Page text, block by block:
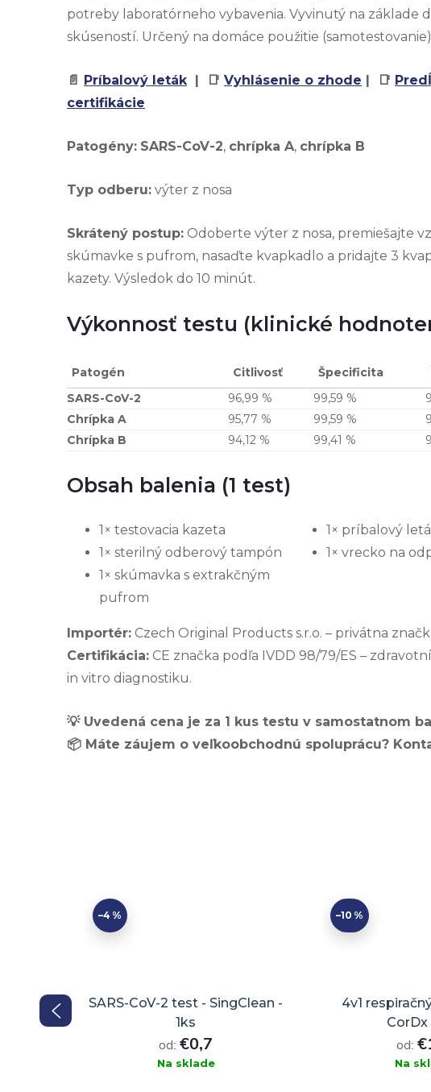
potreby laboratórneho vybavenia. Vyvinutý na základe
skúseností. Určený na domáce použitie
📄 Príbalový leták | 📑 Vyhlásenie o zhode | 📑
certifikácie
Patogény: SARS-CoV-2, chrípka A, chrípka B
Typ odberu: výter z nosa
Skrátený postup: Odoberte výter z nosa, premiešajte
skúmavke s pufrom, nasaďte kvapkadlo a pridajte 3
kazety. Výsledok do 10 minút.
Výkonnosť testu (klinické
Patogén Citlivosť Špecificita
SARS-CoV-2
96,99 % 99,59 %
Chrípka A
95,77 % 99,59 %
Chrípka B
94,12 % 99,41 %
Obsah balenia (1 test)
1× testovacia kazeta
1× sterilný odberový tampón
1× skúmavka s extrakčným
pufrom
1× príbalový
1× vrecko na
Importér: Czech Original Products s.r.o. – privátna
Certifikácia: CE značka podľa IVDD 98/79/ES –
in vitro diagnostiku.
💡 Uvedená cena je za 1 kus testu v samostatnom
📦 Máte záujem o veľkoobchodnú spoluprácu?
(UTI)
–4 %
SARS-CoV-2 test - SingClean -
1ks
od: €0,7
Na sklade
–10 %
4v1
CorDx
od:
Na